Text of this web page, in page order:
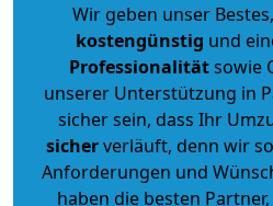
Wir geben unser
kostengünstig und
Professionalitätsowie
unserer Unterstützung in
sicher sein, dass Ihr
sicherverläuft, denn wir
Anforderungen und
haben die besten